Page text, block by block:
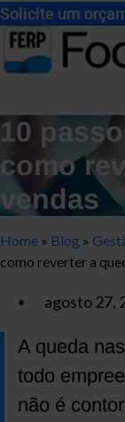
Solicite um
10
como
vendas
Home » Blog »
como reverter a
agosto 27,
A queda
todo
não é